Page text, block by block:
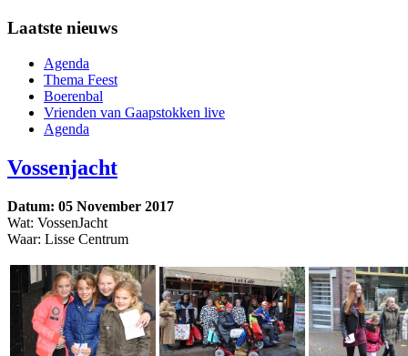
Laatste nieuws
Agenda
Thema Feest
Boerenbal
Vrienden van Gaapstokken live
Agenda
Vossenjacht
Datum: 05 November 2017
Wat: VossenJacht
Waar: Lisse Centrum